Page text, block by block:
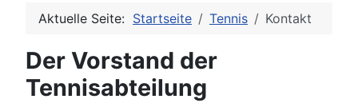
Aktuelle Seite: Startseite Tennis Kontakt
Der Vorstand der
Tennisabteilung